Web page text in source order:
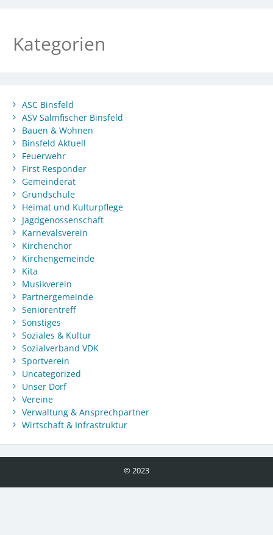
Kategorien
ASC Binsfeld
ASV Salmfischer Binsfeld
Bauen & Wohnen
Binsfeld Aktuell
Feuerwehr
First Responder
Gemeinderat
Grundschule
Heimat und Kulturpflege
Jagdgenossenschaft
Karnevalsverein
Kirchenchor
Kirchengemeinde
Kita
Musikverein
Partnergemeinde
Seniorentreff
Sonstiges
Soziales & Kultur
Sozialverband VDK
Sportverein
Uncategorized
Unser Dorf
Vereine
Verwaltung & Ansprechpartner
Wirtschaft & Infrastruktur
© 2023